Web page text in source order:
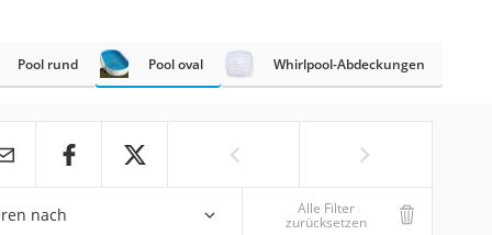
Pool rund Pool oval Whirlpool-Abdeckungen
nach Alle Filter
zurücksetzen